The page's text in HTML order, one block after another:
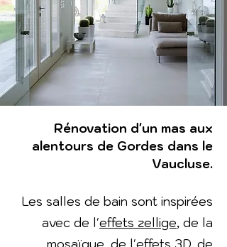
Rénovation d'un mas aux
alentours de Gordes dans le
Vaucluse.
Les salles de bain sont inspirées
avec de l'effets zellige, de la